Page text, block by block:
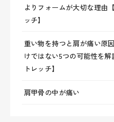
よりフォームが大切な理由
ッチ】
重い物を持つと肩が痛い原
けではない5つの可能性を
トレッチ】
肩甲骨の中が痛い